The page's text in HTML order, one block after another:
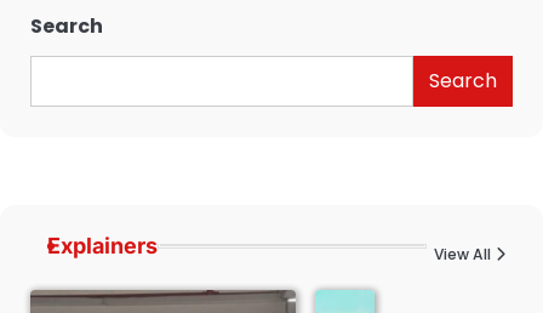
Search
Search
Explainers View All